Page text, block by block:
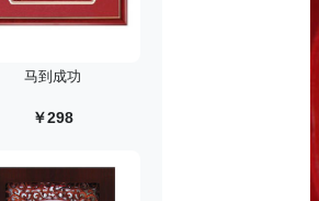
马到成功
￥298